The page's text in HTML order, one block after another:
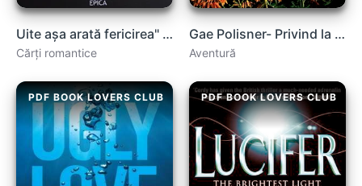
Uite așa arată fericirea" de Jennifer E. Smith ✨📚
Cărți romantice
Gae Polisner- Privind la stele .PDF
Aventură
PDF BOOK LOVERS CLUB PDF BOOK LOVERS CLUB